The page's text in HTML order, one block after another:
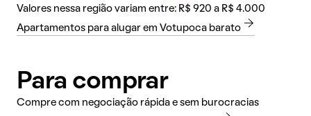
Valores nessa região variam entre: R$ 920 a R$ 4.000
Apartamentos para alugar em Votupoca barato
Para comprar
Compre com negociação rápida e sem burocracias